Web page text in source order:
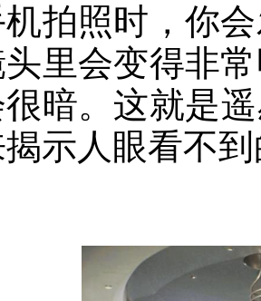
拍照时，你
里会变得非
很暗。这就是
示人眼看不